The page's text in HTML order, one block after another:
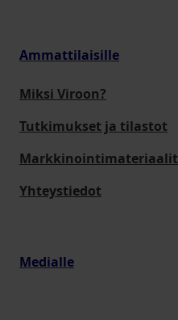
Ammattilaisille
Miksi Viroon?
Tutkimukset ja tilastot
Markkinointimateriaalit
Yhteystiedot
Medialle